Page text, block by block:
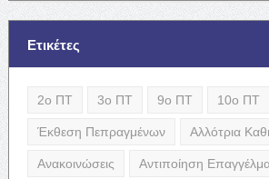
Ετικέτες
2ο ΠΤ 3ο ΠΤ 9ο ΠΤ 10ο ΠΤ
Έκθεση Πεπραγμένων Αλλότρια
Ανακοινώσεις Αντιποίηση